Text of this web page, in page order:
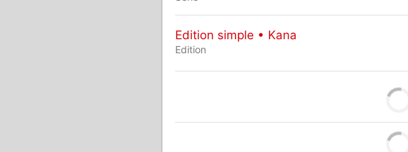
Edition simple • Kana
Edition